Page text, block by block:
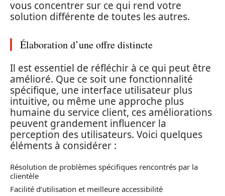
vous concentrer sur ce qui rend votre
solution différente de toutes les autres.
Élaboration d’une offre distincte
Il est essentiel de réfléchir à ce qui peut être
amélioré. Que ce soit une fonctionnalité
spécifique, une interface utilisateur plus
intuitive, ou même une approche plus
humaine du service client, ces améliorations
peuvent grandement influencer la
perception des utilisateurs. Voici quelques
éléments à considérer :
Résolution de problèmes spécifiques rencontrés par la
clientèle
Facilité d’utilisation et meilleure accessibilité